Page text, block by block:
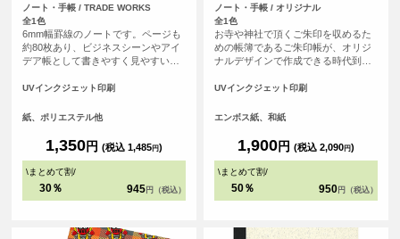
ノート・手帳 / TRADE WORKS
全1色
6mm幅罫線のノートです。ページも
約80枚あり、ビジネスシーンやアイ
デア帳として書きやすく見やすい便
UVインクジェット印刷
紙、ポリエステル他
1,350円 (税込 1,485円)
\まとめて割/
30％ 945 円（税込）
ノート・手帳 / オリジナル
全1色
お寺や神社で頂くご朱印を収めるた
めの帳簿であるご朱印帳が、オリジ
ナルデザインで作成できる時代到
で作ったデザインをプリントしてMY
好きな友だちへのプレゼントなどに
で、初詣などで他の人と差をつけよ
う！ 表紙の紙は光に当てると微妙に
輝く和風な仕上げになっています。
印帳です。
UVインクジェット印刷
エンボス紙、和紙
1,900円 (税込 2,090円)
\まとめて割/
50％ 950 円（税込）